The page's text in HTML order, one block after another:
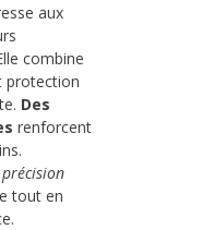
aux
combine
protection
Des
renforcent
tout en